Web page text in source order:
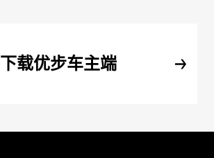
下载优步车主端